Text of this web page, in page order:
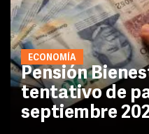
ECONOMÍA
Pensión
tentativo de
septiembre